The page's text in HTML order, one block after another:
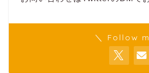
＼ Follow